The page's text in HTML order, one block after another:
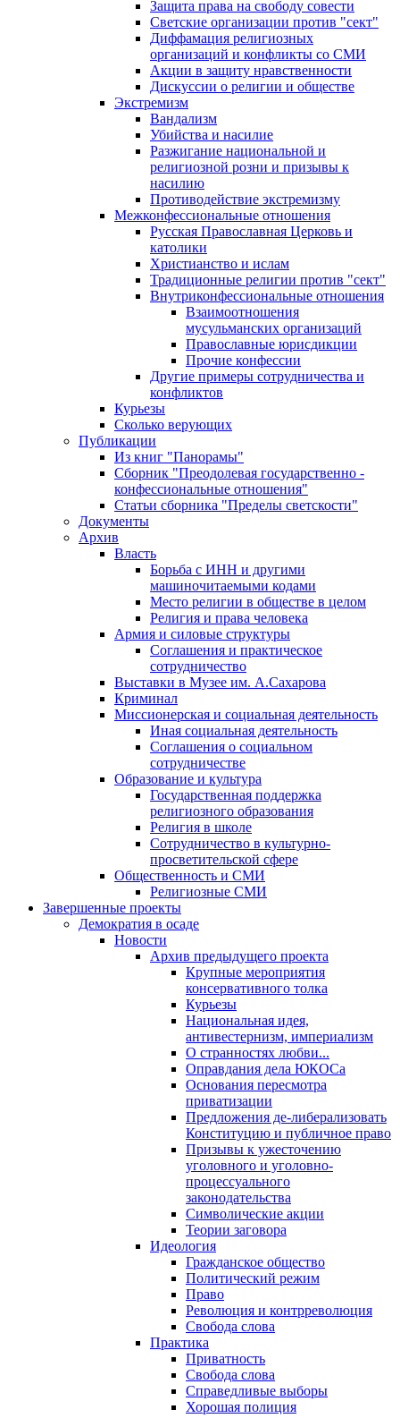
Защита права на свободу совести
Светские организации против "сект"
Диффамация религиозных
организаций и конфликты со СМИ
Акции в защиту нравственности
Дискуссии о религии и обществе
Экстремизм
Вандализм
Убийства и насилие
Разжигание национальной и
религиозной розни и призывы к
насилию
Противодействие экстремизму
Межконфессиональные отношения
Русская Православная Церковь и
католики
Христианство и ислам
Традиционные религии против "сект"
Внутриконфессиональные отношения
Взаимоотношения
мусульманских организаций
Православные юрисдикции
Прочие конфессии
Другие примеры сотрудничества и
конфликтов
Курьезы
Сколько верующих
Публикации
Из книг "Панорамы"
Сборник "Преодолевая государственно -
конфессиональные отношения"
Статьи сборника "Пределы светскости"
Документы
Архив
Власть
Борьба с ИНН и другими
машиночитаемыми кодами
Место религии в обществе в целом
Религия и права человека
Армия и силовые структуры
Соглашения и практическое
сотрудничество
Выставки в Музее им. А.Сахарова
Криминал
Миссионерская и социальная деятельность
Иная социальная деятельность
Соглашения о социальном
сотрудничестве
Образование и культура
Государственная поддержка
религиозного образования
Религия в школе
Сотрудничество в культурно-
просветительской сфере
Общественность и СМИ
Религиозные СМИ
Завершенные проекты
Демократия в осаде
Новости
Архив предыдущего проекта
Крупные мероприятия
консервативного толка
Курьезы
Национальная идея,
антивестернизм, империализм
О странностях любви...
Оправдания дела ЮКОСа
Основания пересмотра
приватизации
Предложения де-либерализовать
Конституцию и публичное право
Призывы к ужесточению
уголовного и уголовно-
процессуального
законодательства
Символические акции
Теории заговора
Идеология
Гражданское общество
Политический режим
Право
Революция и контрреволюция
Свобода слова
Практика
Приватность
Свобода слова
Справедливые выборы
Хорошая полиция